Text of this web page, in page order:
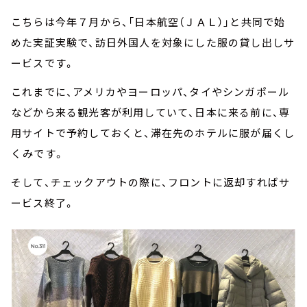
こちらは今年７月から、「日本航空（ＪＡＬ）」と共同で始
めた実証実験で、訪日外国人を対象にした服の貸し出しサ
ービスです。
これまでに、アメリカやヨーロッパ、タイやシンガポール
などから来る観光客が利用していて、日本に来る前に、専
用サイトで予約しておくと、滞在先のホテルに服が届くし
くみです。
そして、チェックアウトの際に、フロントに返却すればサ
ービス終了。